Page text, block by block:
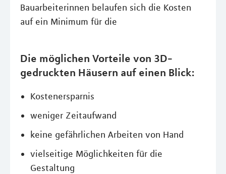
Bauarbeiterinnen belaufen sich die Kosten
auf ein Minimum für die
Die möglichen Vorteile von 3D-
gedruckten Häusern auf einen Blick:
Kostenersparnis
weniger Zeitaufwand
keine gefährlichen Arbeiten von Hand
vielseitige Möglichkeiten für die
Gestaltung